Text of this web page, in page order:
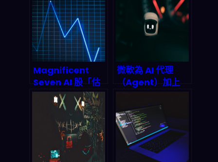
Magnificent
Seven AI 股「估
值到最低點」但你
現在衝嗎？2026
利率+競爭壓力下
的理性進場策略
微軟為 AI 代理
（Agent）加上
Copilot 與
Power
Automate 將如
何重塑 2026 的合
規、定價與成長？